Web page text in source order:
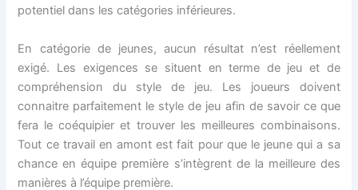
potentiel dans les catégories inférieures.
En catégorie de jeunes, aucun résultat n’est réellement
exigé. Les exigences se situent en terme de jeu et de
compréhension du style de jeu. Les joueurs doivent
connaitre parfaitement le style de jeu afin de savoir ce que
fera le coéquipier et trouver les meilleures combinaisons.
Tout ce travail en amont est fait pour que le jeune qui a sa
chance en équipe première s’intègrent de la meilleure des
manières à l’équipe première.